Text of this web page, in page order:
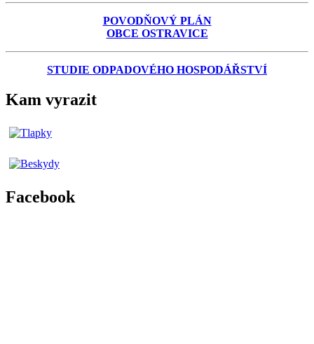
POVODŇOVÝ PLÁN
OBCE OSTRAVICE
STUDIE ODPADOVÉHO HOSPODÁŘSTVÍ
Kam vyrazit
Facebook